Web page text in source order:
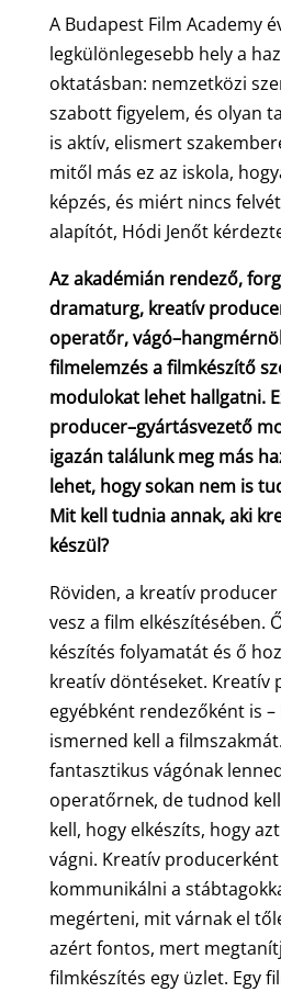
A Budapest Film Academy
legkülönlegesebb hely a
oktatásban: nemzetközi
szabott figyelem, és olyan
is aktív, elismert
mitől más ez az iskola,
képzés, és miért nincs
alapítót, Hódi Jenőt
Az akadémián rendező,
dramaturg, kreatív
operatőr,
filmelemzés a filmkészítő
modulokat lehet hallgatni.
producer–gyártásvezető
igazán találunk meg más
lehet, hogy sokan nem is
Mit kell tudnia annak, aki
készül?
Röviden, a kreatív
vesz a film elkészítésében.
készítés folyamatát és ő
kreatív döntéseket. Kreatív
egyébként rendezőként is
ismerned kell a
fantasztikus vágónak
operatőrnek, de tudnod
kell, hogy elkészíts, hogy
vágni. Kreatív
kommunikálni a
megérteni, mit várnak el
azért fontos, mert
filmkészítés egy üzlet. Egy